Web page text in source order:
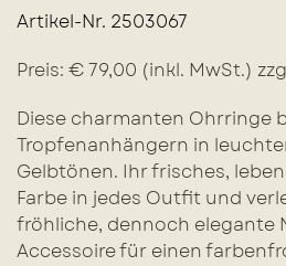
Artikel-Nr. 2503067
Preis: € 79,00 (inkl. MwSt.)
Diese charmanten Ohrringe
Tropfenanhängern in
Gelbtönen. Ihr frisches,
Farbe in jedes Outfit und
fröhliche, dennoch elegante
Accessoire für einen